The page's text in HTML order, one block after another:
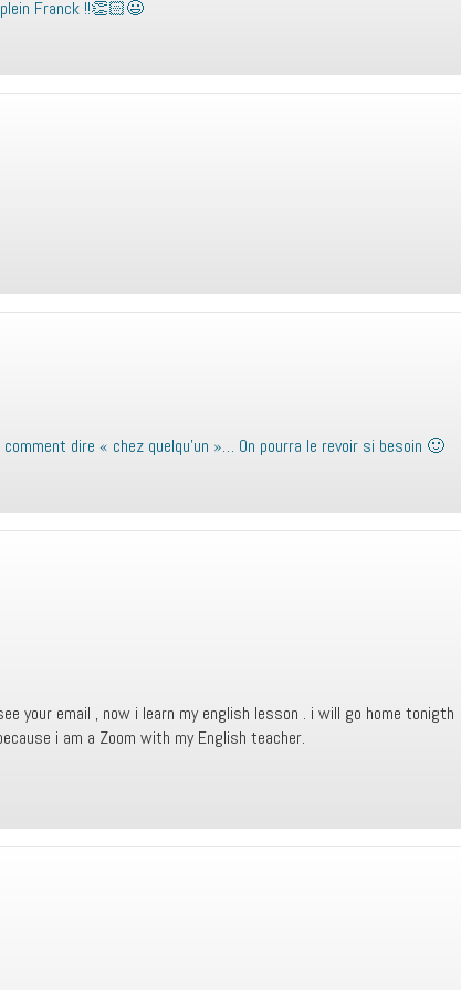
Franck !!👏🏻😃
dire « chez quelqu’un »… On pourra le revoir si besoin 🙂
your email , now i learn my english lesson . i will go home tonigth
i am a Zoom with my English teacher.